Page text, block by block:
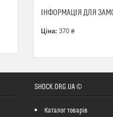
ІНФОРМАЦІЯ ДЛЯ
Ціна: 370 ₴
SHOCK.ORG.UA ©
Каталог товарів